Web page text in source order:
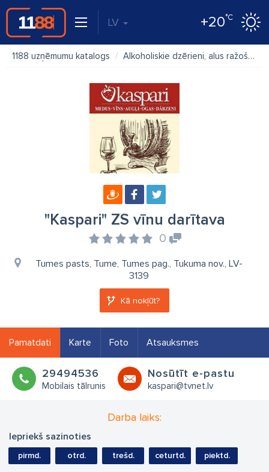
LV +20°C
1188 uzņēmumu katalogs Alkoholiskie dzērieni, alus ražošana
"Kaspari" ZS vīnu darītava
0
Tumes pasts, Tume, Tumes pag., Tukuma nov., LV-
3139
Kā nokļūt?
Pamatdati Karte Foto Atsauksmes
29494536
Mobilais tālrunis
Nosūtīt e-pastu
kaspari@tvnet.lv
Darba laiks:
Iepriekš sazinoties
pirmd. otrd. trešd. ceturtd. piektd.